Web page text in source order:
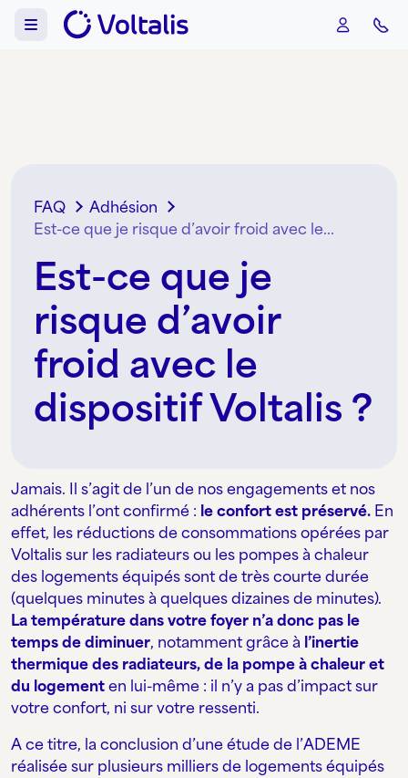
Aller au contenu
Skip to footer
Menu
FAQ
Adhésion
Est-ce que je risque d’avoir froid avec le...
Est-ce que je
risque d’avoir
froid avec le
dispositif Voltalis ?
Jamais. Il s’agit de l’un de nos engagements et nos
adhérents l’ont confirmé : le confort est préservé. En
effet, les réductions de consommations opérées par
Voltalis sur les radiateurs ou les pompes à chaleur
des logements équipés sont de très courte durée
(quelques minutes à quelques dizaines de minutes).
La température dans votre foyer n’a donc pas le
temps de diminuer, notamment grâce à l’inertie
thermique des radiateurs, de la pompe à chaleur et
du logement en lui-même : il n’y a pas d’impact sur
votre confort, ni sur votre ressenti.
A ce titre, la conclusion d’une étude de l’ADEME
réalisée sur plusieurs milliers de logements équipés